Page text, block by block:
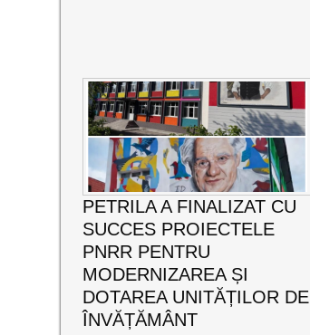
PETRILA A FINALIZAT CU
SUCCES PROIECTELE
PNRR PENTRU
MODERNIZAREA ȘI
DOTAREA UNITĂȚILOR DE
ÎNVĂȚĂMÂNT